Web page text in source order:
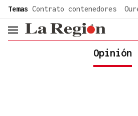
Temas Contrato contenedores
header.menu.open
Opinión